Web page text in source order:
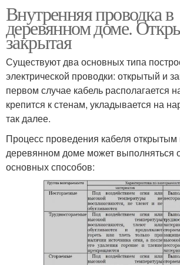
Внутренняя проводка в
деревянном доме.
закрытая
Существуют два основных типа
электрической проводки: открытый и
первом случае кабель располагается
крепится к стенам, укладывается на
так далее.
Процесс проведения кабеля
деревянном доме может выполняться
основных способов: